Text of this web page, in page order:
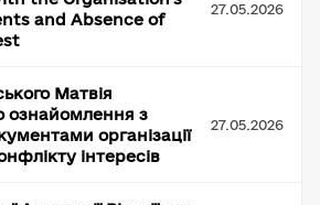
and Absence of
27.05.2026
Матвія
ознайомлення з
організації
інтересів
27.05.2026